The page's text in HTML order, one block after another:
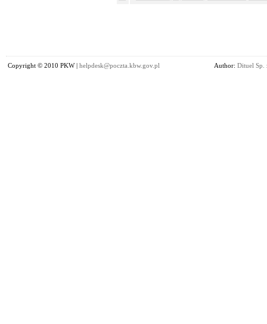
Copyright © 2010 PKW | helpdesk@poczta.kbw.gov.pl Author: Dituel Sp.